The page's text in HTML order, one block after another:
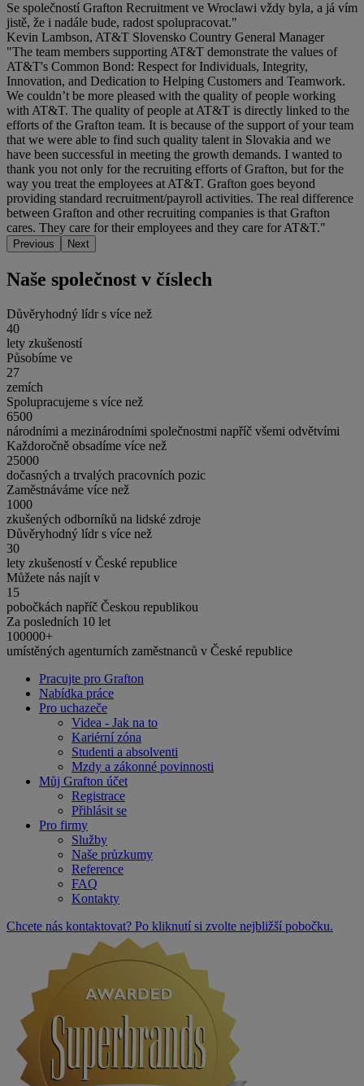
Se společností Grafton Recruitment ve Wroclawi vždy byla, a já vím
jistě, že i nadále bude, radost spolupracovat."
Kevin Lambson, AT&T Slovensko Country General Manager
"The team members supporting AT&T demonstrate the values of
AT&T's Common Bond: Respect for Individuals, Integrity,
Innovation, and Dedication to Helping Customers and Teamwork.
We couldn’t be more pleased with the quality of people working
with AT&T. The quality of people at AT&T is directly linked to the
efforts of the Grafton team. It is because of the support of your team
that we were able to find such quality talent in Slovakia and we
have been successful in meeting the growth demands. I wanted to
thank you not only for the recruiting efforts of Grafton, but for the
way you treat the employees at AT&T. Grafton goes beyond
providing standard recruitment/payroll activities. The real difference
between Grafton and other recruiting companies is that Grafton
cares. They care for their employees and they care for AT&T."
Previous Next
Naše společnost v číslech
Důvěryhodný lídr s více než
40
lety zkušeností
Působíme ve
27
zemích
Spolupracujeme s více než
6500
národními a mezinárodními společnostmi napříč všemi odvětvími
Každoročně obsadíme více než
25000
dočasných a trvalých pracovních pozic
Zaměstnáváme více než
1000
zkušených odborníků na lidské zdroje
Důvěryhodný lídr s více než
30
lety zkušeností v České republice
Můžete nás najít v
15
pobočkách napříč Českou republikou
Za posledních 10 let
100000+
umístěných agenturních zaměstnanců v České republice
Pracujte pro Grafton
Nabídka práce
Pro uchazeče
Videa - Jak na to
Kariérní zóna
Studenti a absolventi
Mzdy a zákonné povinnosti
Můj Grafton účet
Registrace
Přihlásit se
Pro firmy
Služby
Naše průzkumy
Reference
FAQ
Kontakty
Chcete nás kontaktovat? Po kliknutí si zvolte nejbližší pobočku.